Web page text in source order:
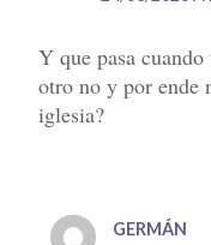
Y que pasa
otro no y por ende
iglesia?
GERMÁN